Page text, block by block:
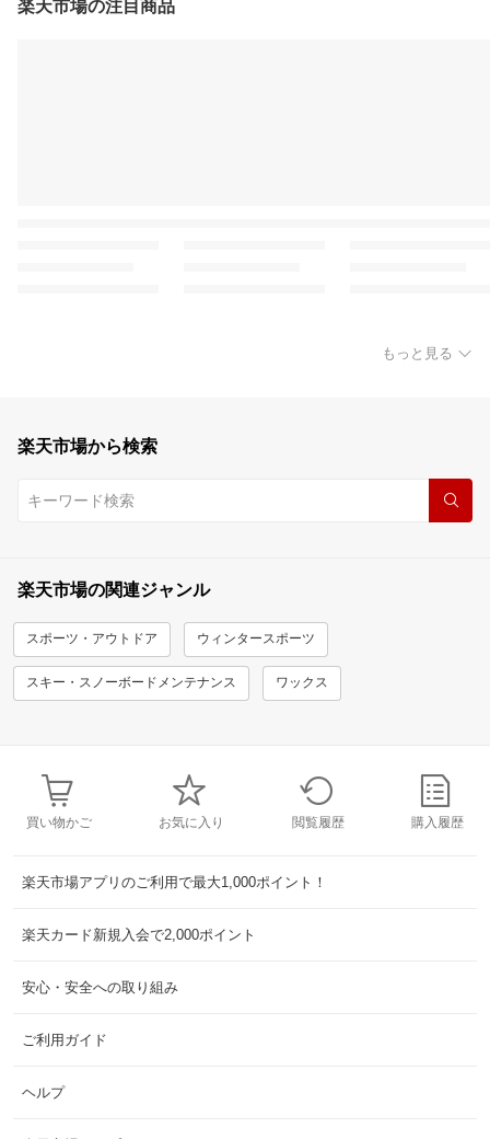
楽天市場の注目商品
もっと見る
楽天市場から検索
楽天市場の関連ジャンル
スポーツ・アウトドア ウィンタースポーツ
スキー・スノーボードメンテナンス ワックス
買い物かご お気に入り 閲覧履歴 購入履歴
楽天市場アプリのご利用で最大1,000ポイント！
楽天カード新規入会で2,000ポイント
安心・安全への取り組み
ご利用ガイド
ヘルプ